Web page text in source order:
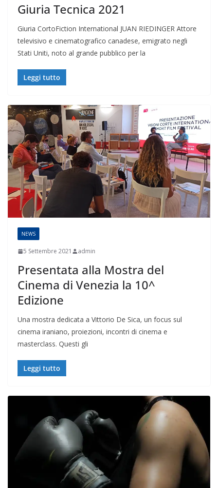
Giuria Tecnica 2021
Giuria CortoFiction International JUAN RIEDINGER Attore
televisivo e cinematografico canadese, emigrato negli
Stati Uniti, noto al grande pubblico per la
Leggi tutto
NEWS
5 Settembre 2021 admin
Presentata alla Mostra del
Cinema di Venezia la 10^
Edizione
Una mostra dedicata a Vittorio De Sica, un focus sul
cinema iraniano, proiezioni, incontri di cinema e
masterclass. Questi gli
Leggi tutto